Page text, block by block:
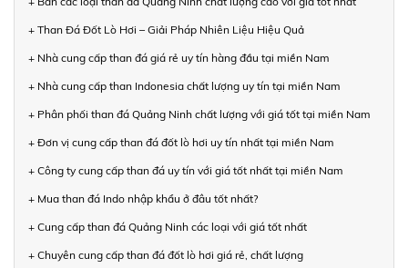
+ Than Đá Đốt Lò Hơi – Giải Pháp Nhiên Liệu Hiệu Quả
+ Nhà cung cấp than đá giá rẻ uy tín hàng đầu tại miền Nam
+ Nhà cung cấp than Indonesia chất lượng uy tín tại miền Nam
+ Phân phối than đá Quảng Ninh chất lượng với giá tốt tại miền Nam
+ Đơn vị cung cấp than đá đốt lò hơi uy tín nhất tại miền Nam
+ Công ty cung cấp than đá uy tín với giá tốt nhất tại miền Nam
+ Mua than đá Indo nhập khẩu ở đâu tốt nhất?
+ Cung cấp than đá Quảng Ninh các loại với giá tốt nhất
+ Chuyên cung cấp than đá đốt lò hơi giá rẻ, chất lượng